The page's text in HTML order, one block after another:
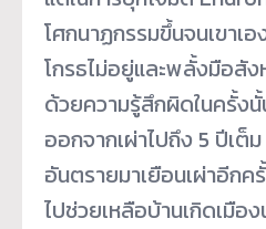
โศกนาฏกรรมขึ้นจนเขาเ
โกรธไม่อยู่และพลั้งมือสัง
ด้วยความรู้สึกผิดในครั้งนั้
ออกจากเผ่าไปถึง 5 ปีเต็
อันตรายมาเยือนเผ่าอีกค
ไปช่วยเหลือบ้านเกิดเมือ